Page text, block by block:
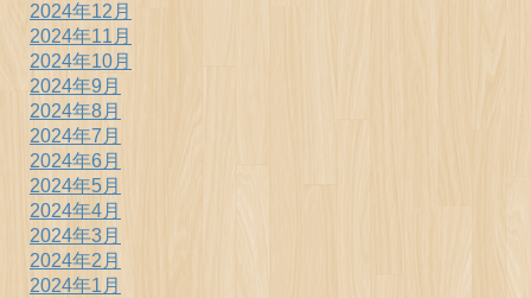
2024年12月
2024年11月
2024年10月
2024年9月
2024年8月
2024年7月
2024年6月
2024年5月
2024年4月
2024年3月
2024年2月
2024年1月